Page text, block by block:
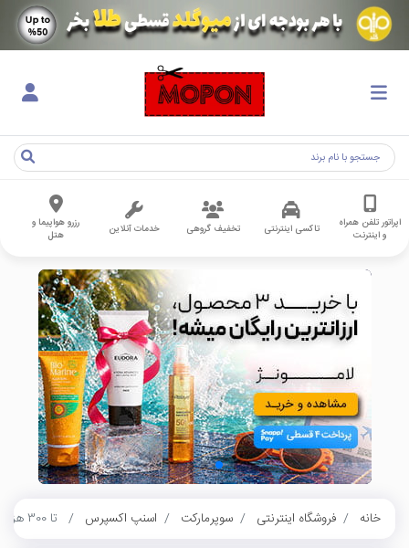
اپراتور تلفن همراه
و اینترنت
تاکسی اینترنتی تخفیف گروهی خدمات آنلاین
رزرو هواپیما و
هتل
خانه فروشگاه اینترنتی سوپرمارکت اسنپ اکسپرس تا 300 هزار تومان کد تخفیف اسنپ اکسپرس در بازی برگردون